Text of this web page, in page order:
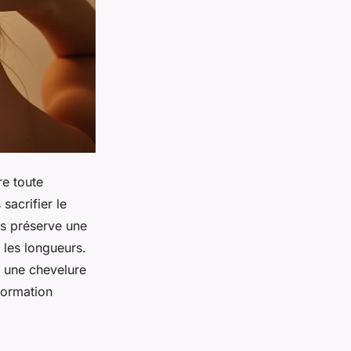
toute
sacrifier le
préserve une
longueurs.
chevelure